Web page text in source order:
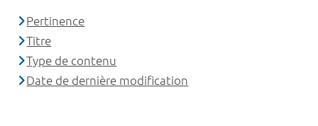
Pertinence
Titre
Type de contenu
Date de dernière modification